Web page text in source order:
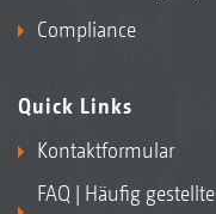
Compliance
Quick Links
Kontaktformular
FAQ | Häufig gestellte